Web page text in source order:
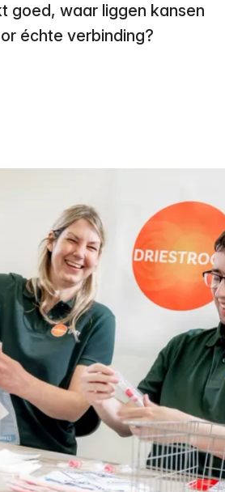
goed, waar liggen kansen
échte verbinding?